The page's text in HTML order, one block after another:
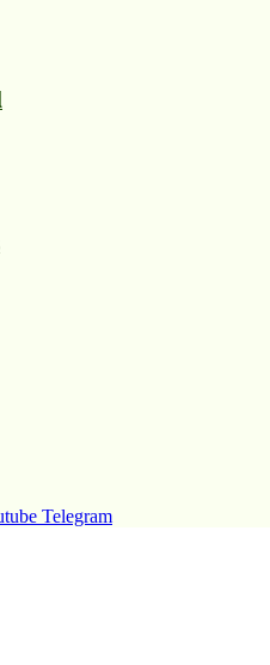
Telegram
contra el projecte de la benzinera
per implementar